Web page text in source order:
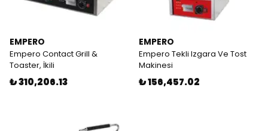
EMPERO
Empero Contact Grill &
Toaster, İkili
₺ 310,206.13
EMPERO
Empero Tekli Izgara Ve Tost
Makinesi
₺ 156,457.02